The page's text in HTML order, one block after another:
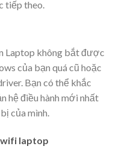
tiếp theo.
Laptop không bắt được
của bạn quá cũ hoặc
Bạn có thể khắc
hệ điều hành mới nhất
của mình.
laptop